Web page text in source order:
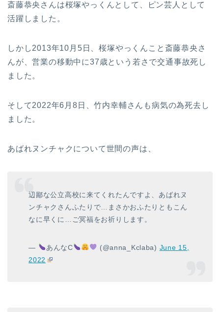
斎藤恭央さんは桜塚やっくんとして、ピン芸人として
活躍しました。
しかし2013年10月5日、桜塚やっくんこと斎藤恭央さ
んが、営業の移動中に37歳という若さで交通事故死し
ました。
そして2022年6月8日、竹内幸輔さんも病気の為死去し
ました。
あばれヌンチャクについて世間の声は、
辺鄙な公立高校に来てくれたんですよ、あばれヌ
ンチャクさんふたりで…まさかおふたりともこん
なに早くに…ご冥福をお祈りします。
— あんなC (@anna_Kclaba) June 15,
2022